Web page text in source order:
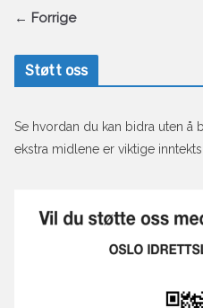
← Forrige
Støtt oss
Se hvordan du kan bidra uten å
ekstra midlene er viktige